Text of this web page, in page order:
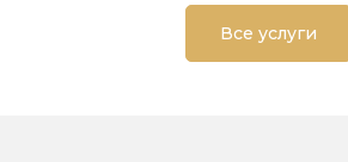
Все услуги